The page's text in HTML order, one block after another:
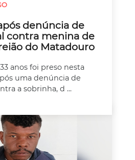
denúncia de
contra menina de
do Matadouro
anos foi preso nesta
uma denúncia de
a sobrinha, d ...